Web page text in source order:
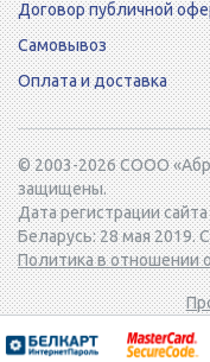
Договор публичной
Самовывоз
Оплата и доставка
© 2003-2026 СООО
защищены.
Дата регистрации
Беларусь: 28 мая
Политика в отношении